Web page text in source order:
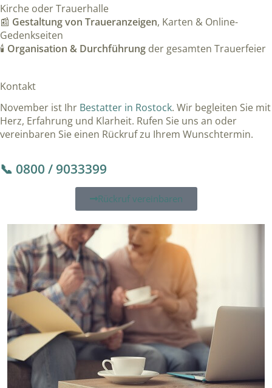
Kirche oder Trauerhalle
📰 Gestaltung von Traueranzeigen, Karten & Online-
Gedenkseiten
🕯️ Organisation & Durchführung der gesamten Trauerfeier
Kontakt
November ist Ihr Bestatter in Rostock. Wir begleiten Sie mit
Herz, Erfahrung und Klarheit. Rufen Sie uns an oder
vereinbaren Sie einen Rückruf zu Ihrem Wunschtermin.
📞 0800 / 9033399
Rückruf vereinbaren